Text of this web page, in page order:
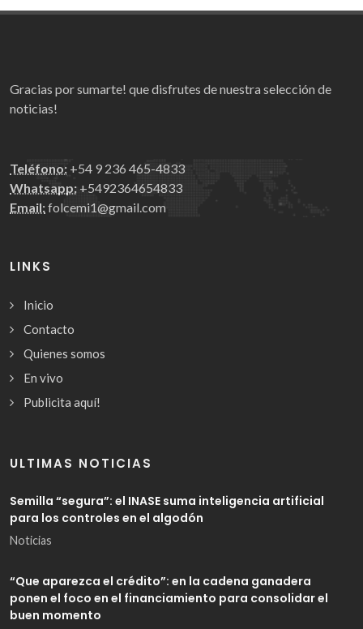
Gracias por sumarte! que disfrutes de nuestra selección de
noticias!
Teléfono: +54 9 236 465-4833
Whatsapp: +5492364654833
Email:folcemi1@gmail.com
LINKS
Inicio
Contacto
Quienes somos
En vivo
Publicita aquí!
ULTIMAS NOTICIAS
Semilla “segura”: el INASE suma inteligencia artificial
para los controles en el algodón
Noticias
“Que aparezca el crédito”: en la cadena ganadera
ponen el foco en el financiamiento para consolidar el
buen momento